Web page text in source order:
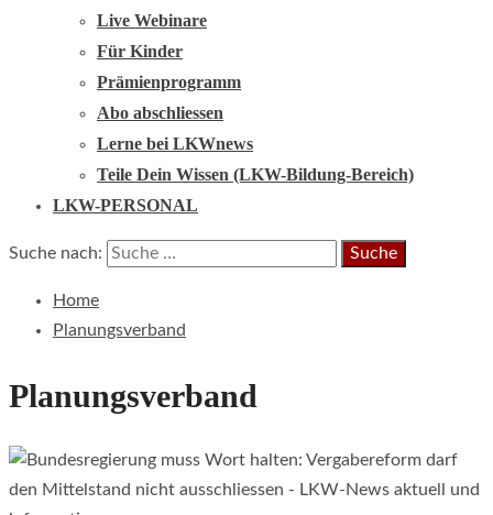
Live Webinare
Für Kinder
Prämienprogramm
Abo abschliessen
Lerne bei LKWnews
Teile Dein Wissen (LKW-Bildung-Bereich)
LKW-PERSONAL
Suche nach:
Home
Planungsverband
Planungsverband